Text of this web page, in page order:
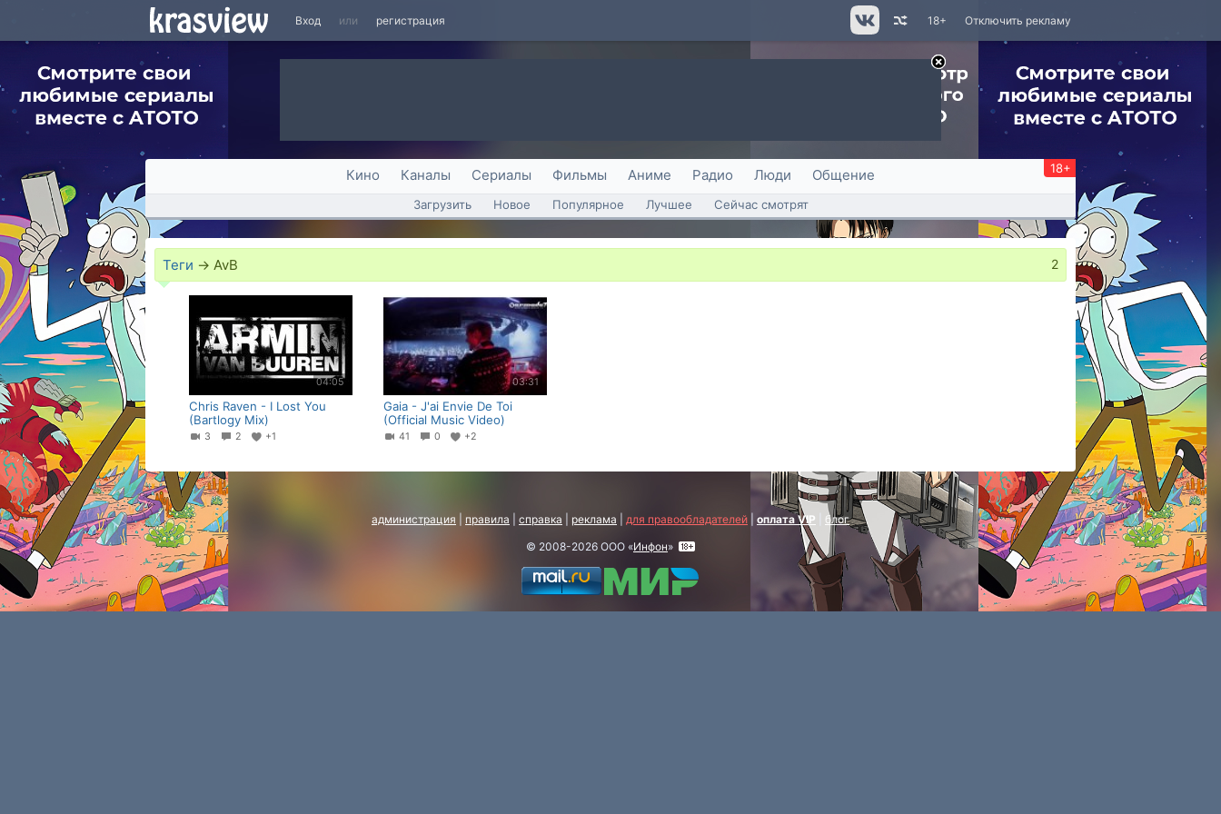
Вход или регистрация Отключить рекламу
18+
Кино Каналы Сериалы Фильмы Аниме Радио Люди Общение 18+
Загрузить Новое Популярное Лучшее Сейчас смотрят
Теги → AvB 2
04:05
Chris Raven - I Lost You
(Bartlogy Mix)
3 2 +1
03:31
Gaia - J'ai Envie De Toi
(Official Music Video)
41 0 +2
администрация правила справка реклама для правообладателей оплата VIP
блог
© 2008-2026 ООО «Инфон»